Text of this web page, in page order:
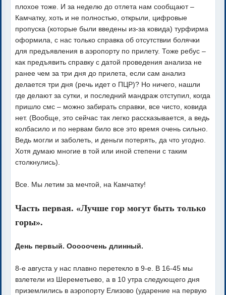
плохое тоже. И за неделю до отлета нам сообщают –
Камчатку, хоть и не полностью, открыли, цифровые
пропуска (которые были введены из-за ковида) турфирма
оформила, с нас только справка об отсутствии болячки
для предъявления в аэропорту по прилету. Тоже ребус –
как предъявить справку с датой проведения анализа не
ранее чем за три дня до прилета, если сам анализ
делается три дня (речь идет о ПЦР)? Но ничего, нашли
где делают за сутки, и последний мандраж отступил, когда
пришло смс – можно забирать справки, все чисто, ковида
нет. (Вообще, это сейчас так легко рассказывается, а ведь
колбасило и по нервам било все это время очень сильно.
Ведь могли и заболеть, и деньги потерять, да что угодно.
Хотя думаю многие в той или иной степени с таким
столкнулись).
Все. Мы летим за мечтой, на Камчатку!
Часть первая. «Лучше гор могут быть только
горы».
День первый. Ооооочень длинный.
8-е августа у нас плавно перетекло в 9-е. В 16-45 мы
взлетели из Шереметьево, а в 10 утра следующего дня
приземлились в аэропорту Елизово (ударение на первую